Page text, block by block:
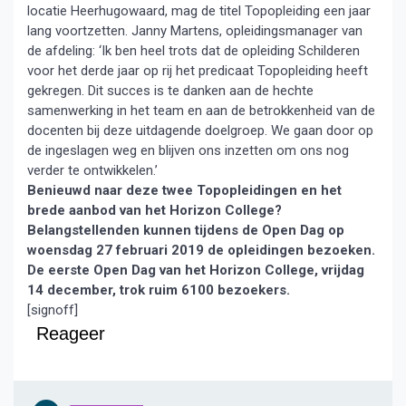
locatie Heerhugowaard, mag de titel Topopleiding een jaar
lang voortzetten. Janny Martens, opleidingsmanager van
de afdeling: ‘Ik ben heel trots dat de opleiding Schilderen
voor het derde jaar op rij het predicaat Topopleiding heeft
gekregen. Dit succes is te danken aan de hechte
samenwerking in het team en aan de betrokkenheid van de
docenten bij deze uitdagende doelgroep. We gaan door op
de ingeslagen weg en blijven ons inzetten om ons nog
verder te ontwikkelen.’
Benieuwd naar deze twee Topopleidingen en het
brede aanbod van het Horizon College?
Belangstellenden kunnen tijdens de Open Dag op
woensdag 27 februari 2019 de opleidingen bezoeken.
De eerste Open Dag van het Horizon College, vrijdag
14 december, trok ruim 6100 bezoekers.
[signoff]
Reageer